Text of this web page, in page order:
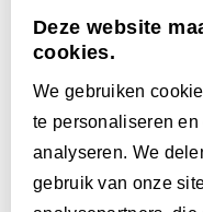
Let's meet!
Maak een afspraak in
Onze verkooppunten
Met de steun van:
Deze website
cookies.
We gebruiken
te personaliseren
analyseren. We
gebruik van onze